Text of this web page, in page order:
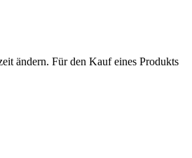
ändern. Für den Kauf eines Produkts